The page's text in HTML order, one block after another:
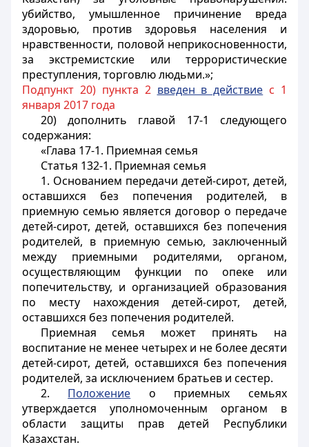
убийство, умышленное причинение вреда
здоровью, против здоровья населения и
нравственности, половой неприкосновенности,
за экстремистские или террористические
преступления, торговлю людьми.»;
Подпункт 20) пункта 2 введен в действие с 1
января 2017 года
20) дополнить главой 17-1 следующего
содержания:
«Глава 17-1. Приемная семья
Статья 132-1. Приемная семья
1. Основанием передачи детей-сирот, детей,
оставшихся без попечения родителей, в
приемную семью является договор о передаче
детей-сирот, детей, оставшихся без попечения
родителей, в приемную семью, заключенный
между приемными родителями, органом,
осуществляющим функции по опеке или
попечительству, и организацией образования
по месту нахождения детей-сирот, детей,
оставшихся без попечения родителей.
Приемная семья может принять на
воспитание не менее четырех и не более десяти
детей-сирот, детей, оставшихся без попечения
родителей, за исключением братьев и сестер.
2. Положение о приемных семьях
утверждается уполномоченным органом в
области защиты прав детей Республики
Казахстан.